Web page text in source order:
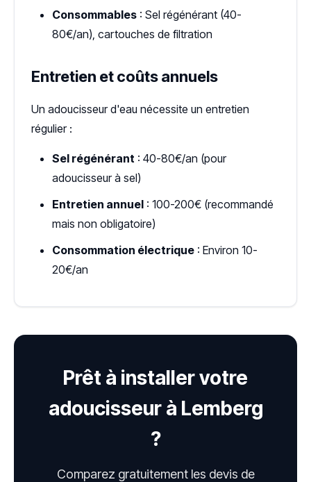
Consommables : Sel régénérant (40-
80€/an), cartouches de filtration
Entretien et coûts annuels
Un adoucisseur d'eau nécessite un entretien
régulier :
Sel régénérant : 40-80€/an (pour
adoucisseur à sel)
Entretien annuel : 100-200€ (recommandé
mais non obligatoire)
Consommation électrique : Environ 10-
20€/an
Prêt à installer votre
adoucisseur à Lemberg
?
Comparez gratuitement les devis de